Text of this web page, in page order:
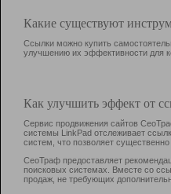
Какие существуют
Ссылки можно купить
улучшению их эффективности для
Как улучшить эффект от
Сервис продвижения сайтов
системы LinkPad отслеживает
систем, что позволяет
СеоТраф предоставляет
поисковых системах. Вместе со
продаж, не требующих